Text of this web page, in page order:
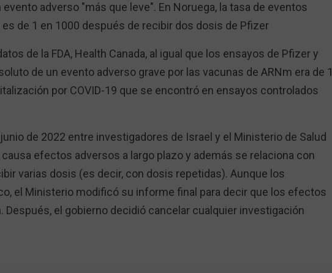
adverso "más que leve". En Noruega, la tasa de eventos
de 1 en 1000 después de recibir dos dosis de Pfizer
de la FDA, Health Canada, al igual que los ensayos de Pfizer y
de un evento adverso grave por las vacunas de ARNm era de 1
por COVID-19 que se encontró en ensayos controlados
de 2022 entre investigadores de Israel y el Ministerio de Salud
efectos adversos a largo plazo y además se relaciona con
varias dosis (es decir, con dosis repetidas). Aunque los
el Ministerio modificó su informe final para decir que los efectos
el gobierno decidió cancelar cualquier investigación